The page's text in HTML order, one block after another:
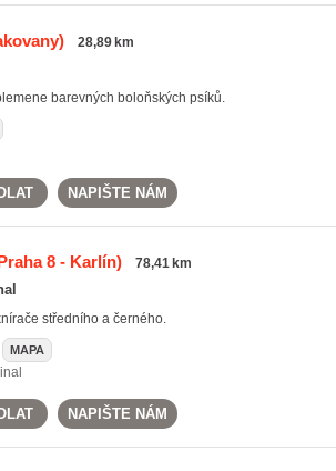
28,89 km
barevných boloňských psíků.
NAPIŠTE NÁM
8 - Karlín) 78,41 km
středního a černého.
MAPA
NAPIŠTE NÁM